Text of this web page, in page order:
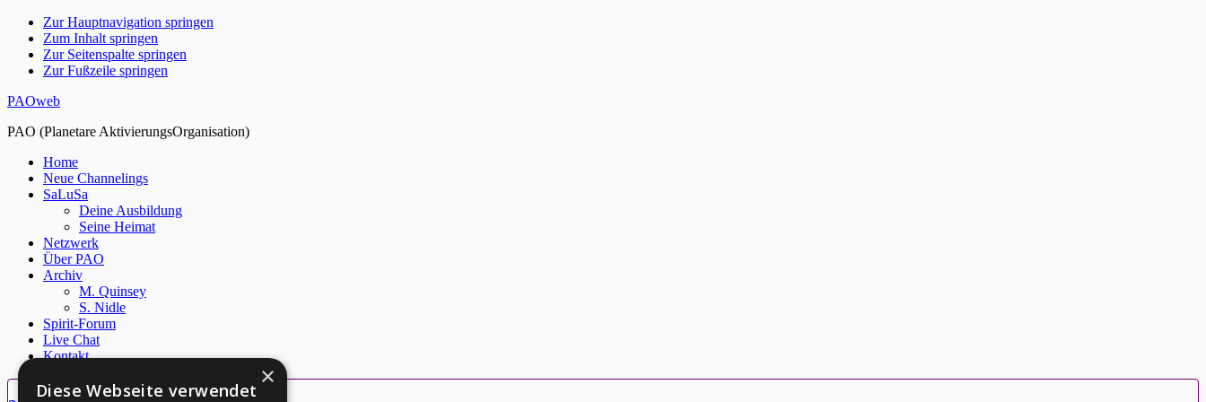
Zur Hauptnavigation springen
Zum Inhalt springen
Zur Seitenspalte springen
Zur Fußzeile springen
PAOweb
PAO (Planetare AktivierungsOrganisation)
Home
Neue Channelings
SaLuSa
Deine Ausbildung
Seine Heimat
Netzwerk
Über PAO
Archiv
M. Quinsey
S. Nidle
Spirit-Forum
Live Chat
Kontakt
×
Diese Webseite verwendet